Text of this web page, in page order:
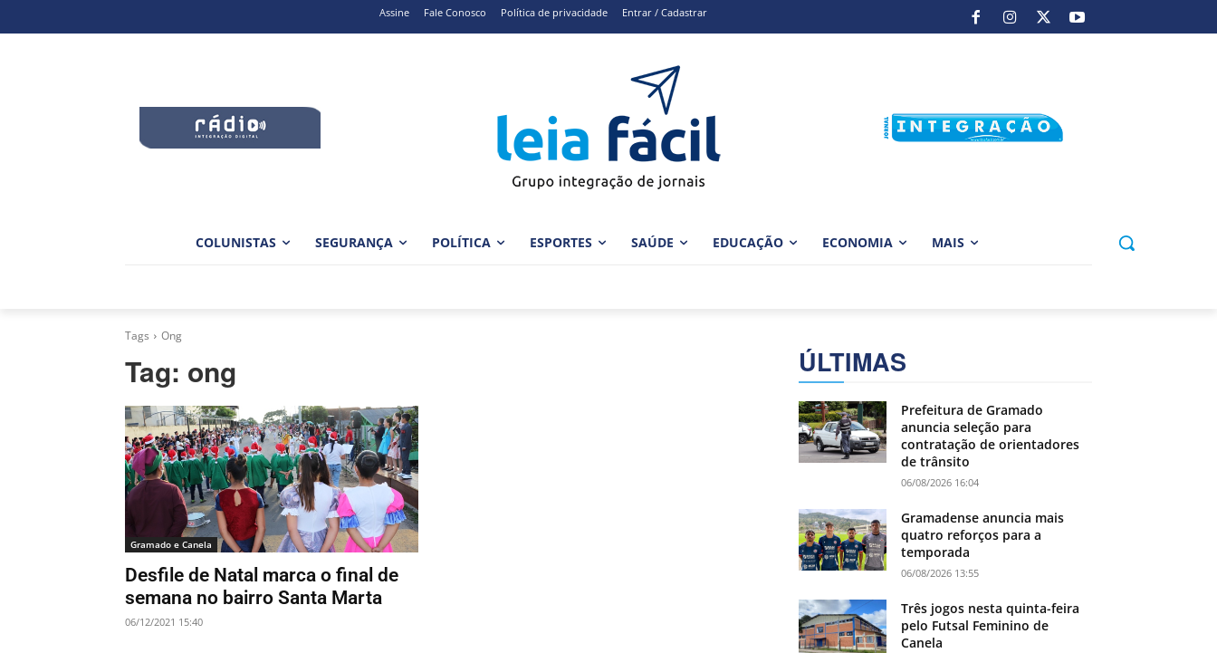
Assine Fale Conosco Política de privacidade Entrar / Cadastrar
COLUNISTAS SEGURANÇA POLÍTICA ESPORTES SAÚDE EDUCAÇÃO ECONOMIA MAIS
Tags Ong
Tag: ong
Gramado e Canela
Desfile de Natal marca o final de
semana no bairro Santa Marta
06/12/2021 15:40
ÚLTIMAS
Prefeitura de Gramado
anuncia seleção para
contratação de orientadores
de trânsito
06/08/2026 16:04
Gramadense anuncia mais
quatro reforços para a
temporada
06/08/2026 13:55
Três jogos nesta quinta-feira
pelo Futsal Feminino de
Canela